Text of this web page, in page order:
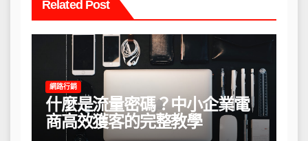
Related Post
網路行銷
什麼是流量密碼？中小企業電
商高效獲客的完整教學